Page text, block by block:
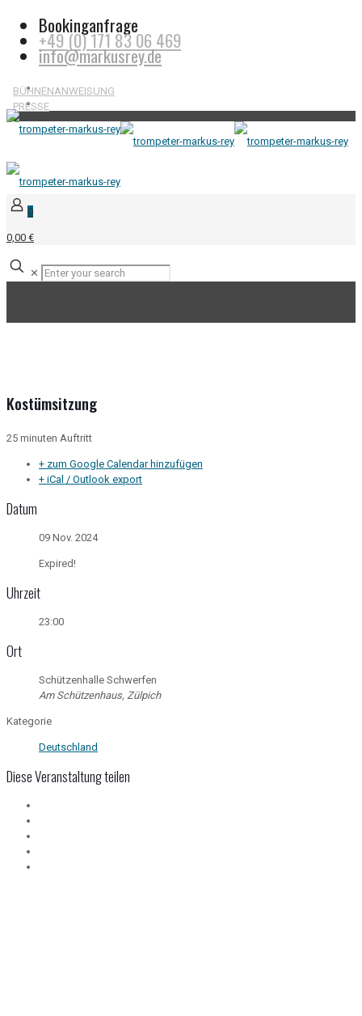
Bookinganfrage
+49 (0) 171 83 06 469
info@markusrey.de
BÜHNENANWEISUNG
PRESSE
0
0,00 €
✕
Kostümsitzung
25 minuten Auftritt
+ zum Google Calendar hinzufügen
+ iCal / Outlook export
Datum
09 Nov. 2024
Expired!
Uhrzeit
23:00
Ort
Schützenhalle Schwerfen
Am Schützenhaus, Zülpich
Kategorie
Deutschland
Diese Veranstaltung teilen